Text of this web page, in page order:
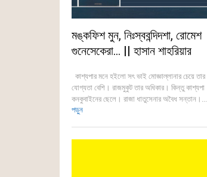
মঙ্কফিশ মুন, নিঃস্ববন্দিদশা, রোমেশ
গুনেসেকেরা… || হাসান শাহরিয়ার
কাশ্যপার মনে হইলো সৎ ভাই মোজ্ঞাল্লানার চেয়ে তার
যোগ্যতা বেশি। রাজমুকুট তার অধিকার। কিন্তু কাশ্যপা
কনকুবাইনের ছেলে। রাজা ধাতুসেনার অবৈধ সন্তান।...
পড়ুন